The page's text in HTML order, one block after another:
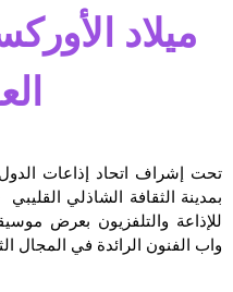
ميلاد
للإذاعة والتلفزيون بعرض
واب الفنون الرائدة في المجال